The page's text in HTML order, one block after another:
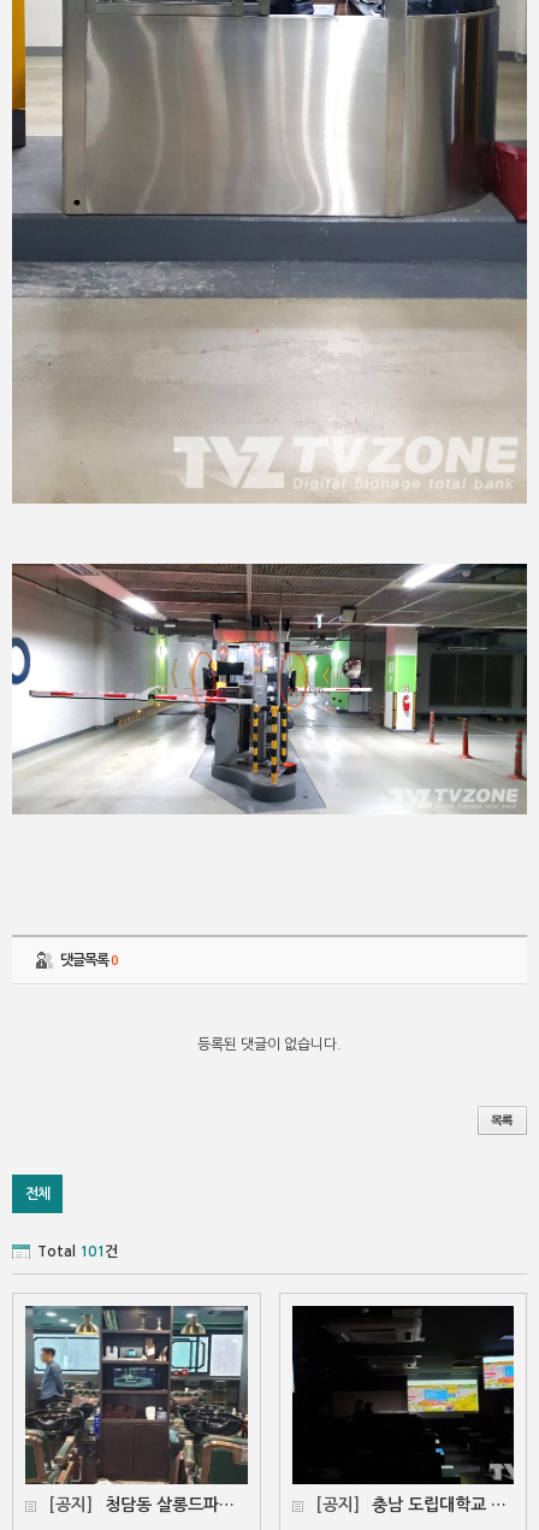
댓글목록0
등록된 댓글이 없습니다.
전체
Total 101 건
[공지] 청담동 살롱드파르 헤어샵 / 디지털액자 19인치 납품 … [공지] 충남 도립대학교 인테리어 디자인과 강의실 6…